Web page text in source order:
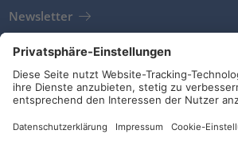
Newsletter
AGB
Richtlinien und Bekenntnisse
Soziale Medien